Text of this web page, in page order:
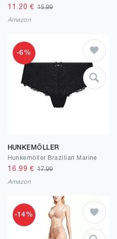
11.20 € 15.99
Amazon
-6%
HUNKEMÖLLER
Hunkemöller Brazilian Marine
16.99 € 17.99
Amazon
-14%